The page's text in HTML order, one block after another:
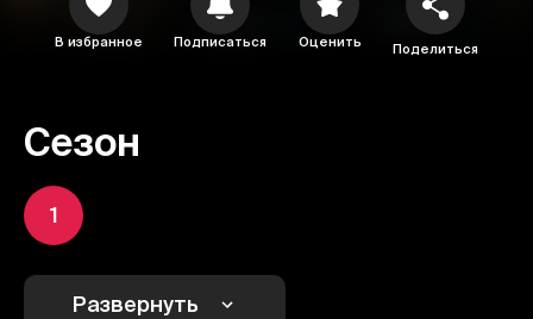
В избранное Подписаться Оценить Поделиться
Сезон
1
Развернуть
1
Отменить